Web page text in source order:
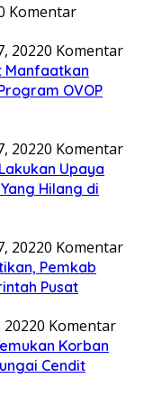
Komentar
20220 Komentar
Manfaatkan
OVOP
20220 Komentar
Upaya
Hilang di
20220 Komentar
Pemkab
Pusat
0 Komentar
Korban
Cendit